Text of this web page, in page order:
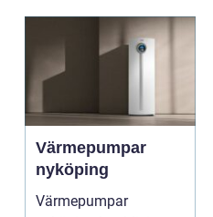
Värmepumpar
nyköping
Värmepumpar